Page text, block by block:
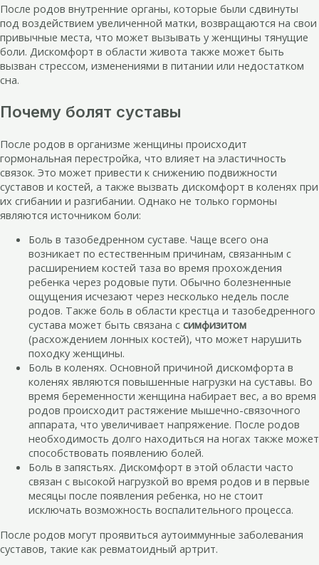
После родов внутренние органы, которые были сдвинуты
под воздействием увеличенной матки, возвращаются на свои
привычные места, что может вызывать у женщины тянущие
боли. Дискомфорт в области живота также может быть
вызван стрессом, изменениями в питании или недостатком
сна.
Почему болят суставы
После родов в организме женщины происходит
гормональная перестройка, что влияет на эластичность
связок. Это может привести к снижению подвижности
суставов и костей, а также вызвать дискомфорт в коленях при
их сгибании и разгибании. Однако не только гормоны
являются источником боли:
Боль в тазобедренном суставе. Чаще всего она
возникает по естественным причинам, связанным с
расширением костей таза во время прохождения
ребенка через родовые пути. Обычно болезненные
ощущения исчезают через несколько недель после
родов. Также боль в области крестца и тазобедренного
сустава может быть связана с симфизитом
(расхождением лонных костей), что может нарушить
походку женщины.
Боль в коленях. Основной причиной дискомфорта в
коленях являются повышенные нагрузки на суставы. Во
время беременности женщина набирает вес, а во время
родов происходит растяжение мышечно-связочного
аппарата, что увеличивает напряжение. После родов
необходимость долго находиться на ногах также может
способствовать появлению болей.
Боль в запястьях. Дискомфорт в этой области часто
связан с высокой нагрузкой во время родов и в первые
месяцы после появления ребенка, но не стоит
исключать возможность воспалительного процесса.
После родов могут проявиться аутоиммунные заболевания
суставов, такие как ревматоидный артрит.